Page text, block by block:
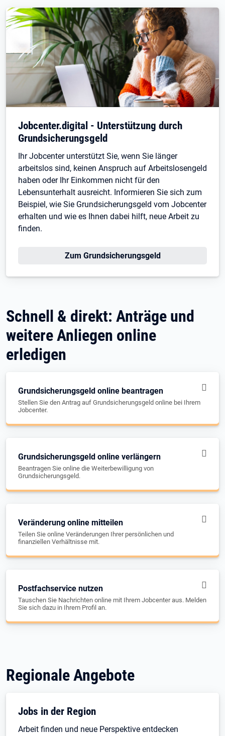
Jobcenter.digital - Unterstützung durch
Grundsicherungsgeld
Ihr Jobcenter unterstützt Sie, wenn Sie länger
arbeitslos sind, keinen Anspruch auf Arbeitslosengeld
haben oder Ihr Einkommen nicht für den
Lebensunterhalt ausreicht. Informieren Sie sich zum
Beispiel, wie Sie Grundsicherungsgeld vom Jobcenter
erhalten und wie es Ihnen dabei hilft, neue Arbeit zu
finden.
Zum Grundsicherungsgeld
Schnell & direkt: Anträge und
weitere Anliegen online
erledigen
Grundsicherungsgeld online beantragen
Stellen Sie den Antrag auf Grundsicherungsgeld online bei Ihrem
Jobcenter.
Grundsicherungsgeld online verlängern
Beantragen Sie online die Weiterbewilligung von
Grundsicherungsgeld.
Veränderung online mitteilen
Teilen Sie online Veränderungen Ihrer persönlichen und
finanziellen Verhältnisse mit.
Postfachservice nutzen
Tauschen Sie Nachrichten online mit Ihrem Jobcenter aus. Melden
Sie sich dazu in Ihrem Profil an.
Regionale Angebote
Jobs in der Region
Arbeit finden und neue Perspektive entdecken